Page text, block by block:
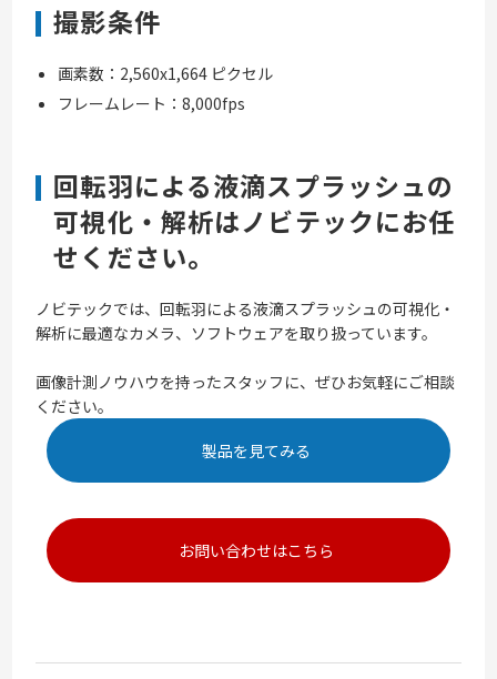
撮影条件
画素数：2,560x1,664 ピクセル
フレームレート：8,000fps
回転羽による液滴スプラッシュの
可視化・解析はノビテックにお任
せください。
ノビテックでは、回転羽による液滴スプラッシュの可視化・
解析に最適なカメラ、ソフトウェアを取り扱っています。
画像計測ノウハウを持ったスタッフに、ぜひお気軽にご相談
ください。
製品を見てみる
お問い合わせはこちら